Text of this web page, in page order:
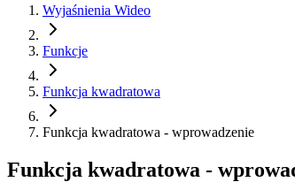
Wyjaśnienia Wideo
Funkcje
Funkcja kwadratowa
Funkcja kwadratowa - wprowadzenie
Funkcja kwadratowa -